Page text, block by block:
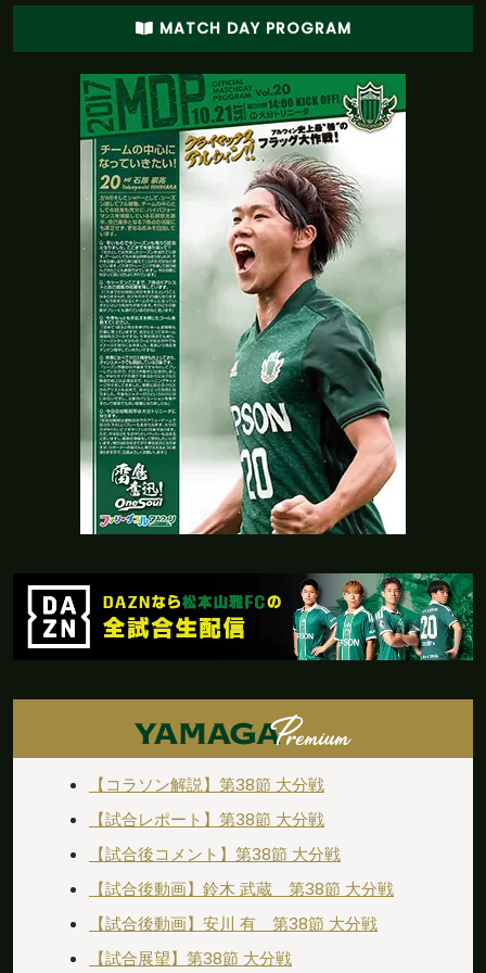
MATCH DAY PROGRAM
【コラソン解説】第38節 大分戦
【試合レポート】第38節 大分戦
【試合後コメント】第38節 大分戦
【試合後動画】鈴木 武蔵 第38節 大分戦
【試合後動画】安川 有 第38節 大分戦
【試合展望】第38節 大分戦